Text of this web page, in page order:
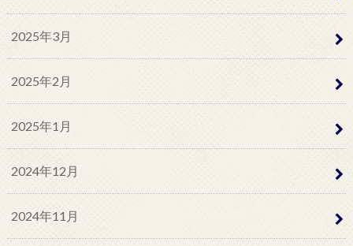
2025年3月
2025年2月
2025年1月
2024年12月
2024年11月